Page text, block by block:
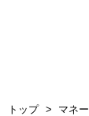
トップ マネー